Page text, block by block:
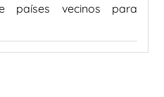
países vecinos para